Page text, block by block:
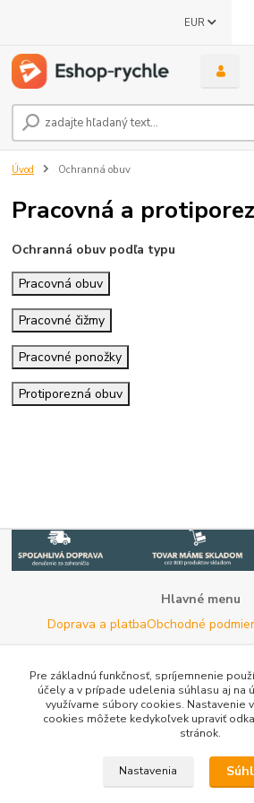
EUR
Úvod Ochranná obuv
Pracovná a
Ochranná obuv podľa typu
Pracovná obuv
Pracovné čižmy
Pracovné ponožky
Protiporezná obuv
Hlavné menu
Doprava a platbaObchodné
Potrebujete poradiť s
Neváhajte nás
Tel:+420 722 744 267- Po -
Email: info@woodman.sk-
Užitočné informácie
E-les.cz - Zahradní technika Stihl Konice
Porovnanie cien na Pricemania.sk
Pre základnú funkčnosť, spríjemnenie
účely a v prípade udelenia súhlasu aj na
využívame súbory cookies. Nastavenie
cookies môžete kedykoľvek upraviť
stránok.
Nastavenia